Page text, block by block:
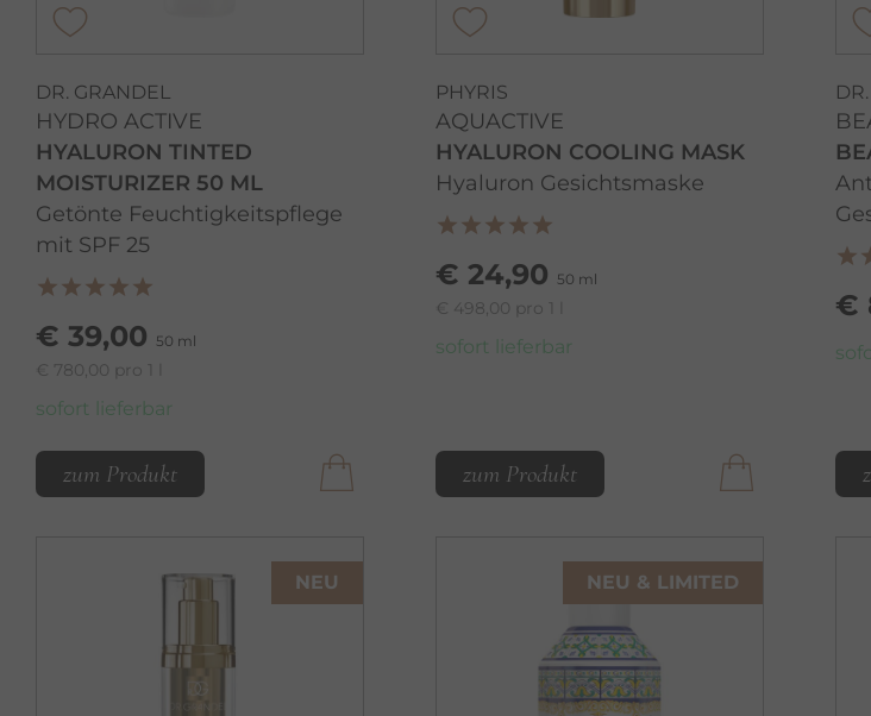
DR. GRANDEL
HYDRO ACTIVE
HYALURON TINTED
MOISTURIZER 50 ML
Getönte Feuchtigkeitspflege
mit SPF 25
€ 39,00 50 ml
€ 780,00 pro 1 l
sofort lieferbar
zum Produkt
PHYRIS
AQUACTIVE
HYALURON COOLING MASK
Hyaluron Gesichtsmaske
€ 24,90 50 ml
€ 498,00 pro 1 l
sofort lieferbar
zum Produkt
€
NEU NEU & LIMITED